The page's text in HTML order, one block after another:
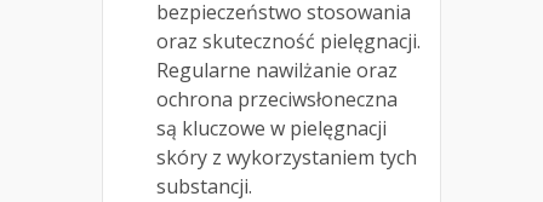
bezpieczeństwo stosowania
oraz skuteczność pielęgnacji.
Regularne nawilżanie oraz
ochrona przeciwsłoneczna
są kluczowe w pielęgnacji
skóry z wykorzystaniem tych
substancji.